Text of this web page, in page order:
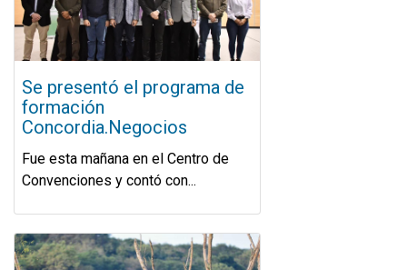
Se presentó el programa de
formación
Concordia.Negocios
Fue esta mañana en el Centro de
Convenciones y contó con...